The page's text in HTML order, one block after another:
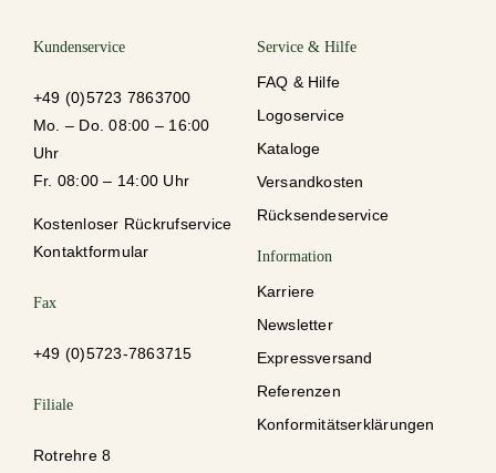
Kundenservice
+49 (0)5723 7863700
Mo. – Do. 08:00 – 16:00
Uhr
Fr. 08:00 – 14:00 Uhr
Kostenloser Rückrufservice
Kontaktformular
Fax
+49 (0)5723-7863715
Filiale
Rotrehre 8
Service & Hilfe
FAQ & Hilfe
Logoservice
Kataloge
Versandkosten
Rücksendeservice
Information
Karriere
Newsletter
Expressversand
Referenzen
Konformitätserklärungen